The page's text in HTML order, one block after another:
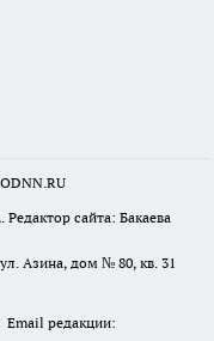
сайта: Бакаева
Азина, дом № 80, кв. 31
Email редакции: